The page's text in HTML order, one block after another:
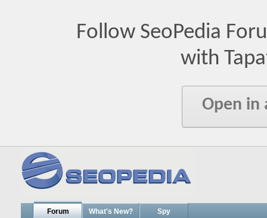
Follow SeoPedia
with
Open in
Forum What's New? Spy